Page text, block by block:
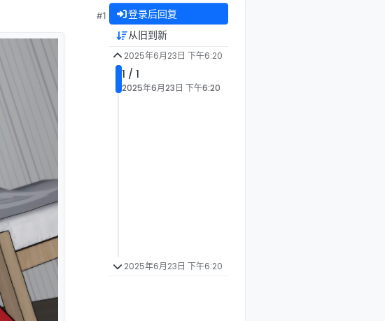
#1 登录后回复
从旧到新
2025年6月23日 下午6:20
1 / 1
2025年6月23日 下午6:20
2025年6月23日 下午6:20